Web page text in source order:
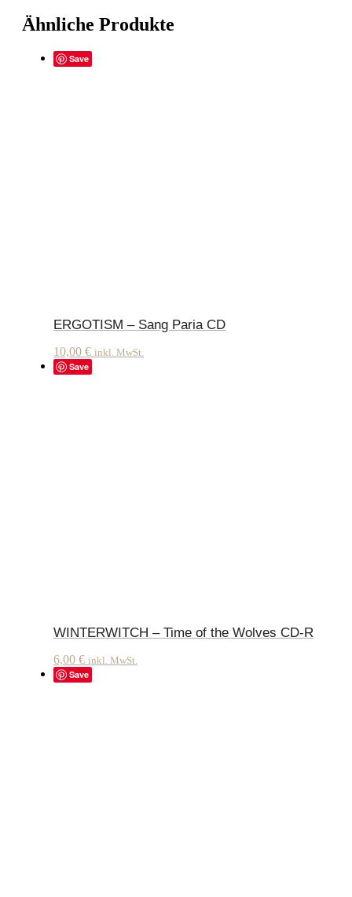
Ähnliche Produkte
Save
ERGOTISM – Sang Paria CD
10,00 € inkl. MwSt.
Save
WINTERWITCH – Time of the Wolves CD-R
6,00 € inkl. MwSt.
Save